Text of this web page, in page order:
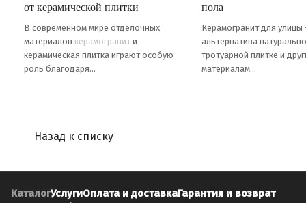
от керамической плитки
В современном мире отделочных
материалов керамогранит и
керамическая плитка играют особую
роль благодаря...
пола
Керамогранит для
альтернатива
тротуарной плитке и
материалам...
Назад к списку
КаталогУслугиОплата и доставкаГарантия и возврат